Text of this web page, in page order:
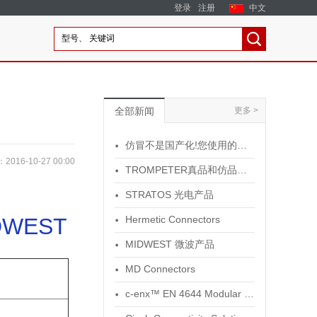
中文
登录 注册
2016-10-27 00:00
全部新闻
STRATOS 光电产品
Hermetic Connectors
MIDWEST 微波产品
MD Connectors
更多 >